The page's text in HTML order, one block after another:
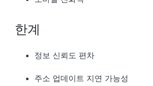
한계
정보 신뢰도 편차
주소 업데이트 지연 가능성